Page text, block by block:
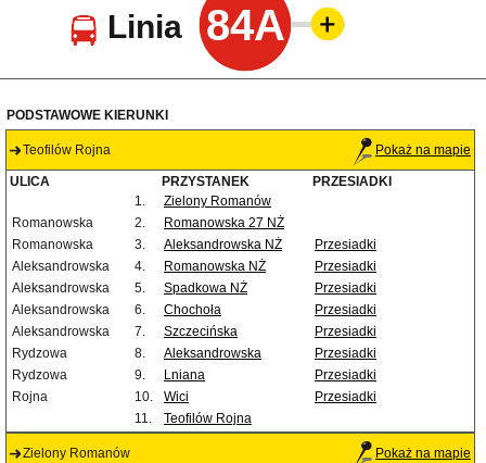
Linia 84A
PODSTAWOWE KIERUNKI
Teofilów Rojna Pokaż na mapie
ULICA PRZYSTANEK
PRZESIADKI
1.
Zielony Romanów
Romanowska
2.
Romanowska 27 NŻ
Romanowska
3. Aleksandrowska NŻ
Przesiadki
Aleksandrowska
4. Romanowska NŻ
Przesiadki
Aleksandrowska
5. Spadkowa NŻ
Przesiadki
Aleksandrowska
6. Chochoła
Przesiadki
Aleksandrowska
7. Szczecińska
Przesiadki
Rydzowa
8. Aleksandrowska
Przesiadki
Rydzowa
9. Lniana
Przesiadki
Rojna
10. Wici
Przesiadki
11.
Teofilów Rojna
Zielony Romanów Pokaż na mapie